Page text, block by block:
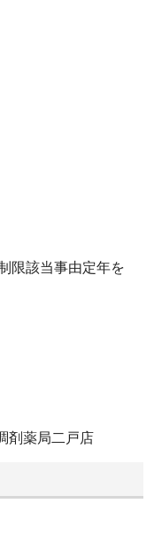
限該当事由定年を
剤薬局二戸店